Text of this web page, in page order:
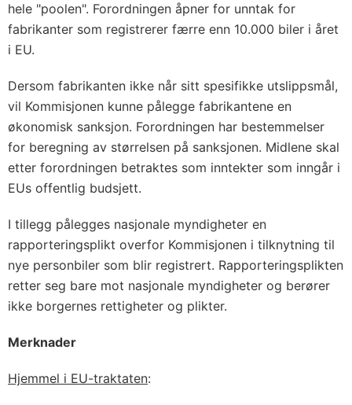
hele "poolen". Forordningen åpner for unntak for
fabrikanter som registrerer færre enn 10.000 biler i året
i EU.
Dersom fabrikanten ikke når sitt spesifikke utslippsmål,
vil Kommisjonen kunne pålegge fabrikantene en
økonomisk sanksjon. Forordningen har bestemmelser
for beregning av størrelsen på sanksjonen. Midlene skal
etter forordningen betraktes som inntekter som inngår i
EUs offentlig budsjett.
I tillegg pålegges nasjonale myndigheter en
rapporteringsplikt overfor Kommisjonen i tilknytning til
nye personbiler som blir registrert. Rapporteringsplikten
retter seg bare mot nasjonale myndigheter og berører
ikke borgernes rettigheter og plikter.
Merknader
Hjemmel i EU-traktaten: